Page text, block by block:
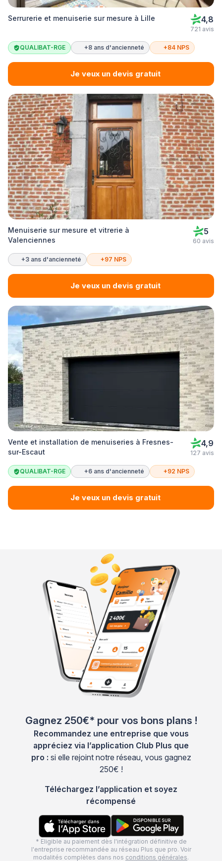
Serrurerie et menuiserie sur mesure à Lille 4,8
721 avis
QUALIBAT-RGE +8 ans d'ancienneté +84 NPS
Je veux un devis gratuit
Menuiserie sur mesure et vitrerie à
Valenciennes
5
60 avis
+3 ans d'ancienneté +97 NPS
Je veux un devis gratuit
Vente et installation de menuiseries à Fresnes-
sur-Escaut
4,9
127 avis
QUALIBAT-RGE +6 ans d'ancienneté +92 NPS
Je veux un devis gratuit
Gagnez 250€* pour vos bons plans !
Recommandez une entreprise que vous
appréciez via l’application Club Plus que
pro : si elle rejoint notre réseau, vous gagnez
250€ !
Téléchargez l’application et soyez
récompensé
* Eligible au paiement dès l'intégration définitive de
l'entreprise recommandée au réseau Plus que pro. Voir
modalités complètes dans nos conditions générales.